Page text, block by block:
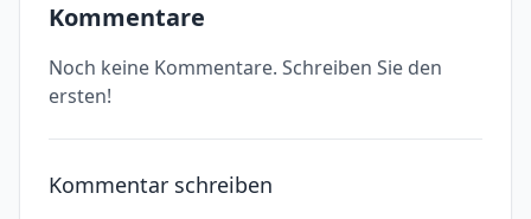
Kommentare
Noch keine Kommentare. Schreiben Sie den
ersten!
Kommentar schreiben